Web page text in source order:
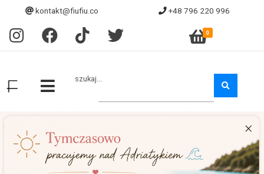
kontakt@fiufiu.co +48 796 220 996
0
szukaj...